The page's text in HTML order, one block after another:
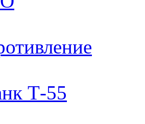
Т-55